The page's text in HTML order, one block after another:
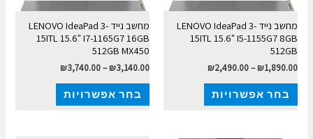
מחשב נייד LENOVO IdeaPad 3-
15ITL 15.6" I5-1155G7 8GB
512GB
₪1,890.00
–
₪2,490.00
בחר אפשרויות
מחשב נייד LENOVO IdeaPad 3-
15ITL 15.6" I7-1165G7 16GB
512GB MX450
₪3,140.00
–
₪3,740.00
בחר אפשרויות